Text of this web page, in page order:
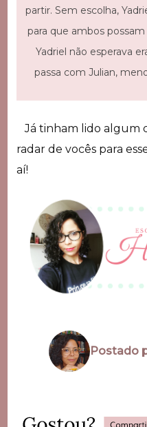
partir. Sem escolha,
para que ambos
Yadriel não esperava
passa com Julian,
Já tinham lido algum
radar de vocês para
aí!
Postado